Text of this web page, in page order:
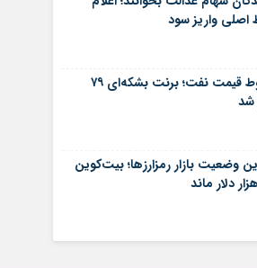
اصلی واریز سود
سقوط قیمت نفت؛ برنت بشکه‌ای ۷۹
شد
وضعیت بازار رمزارزها؛ بیت‌کوین